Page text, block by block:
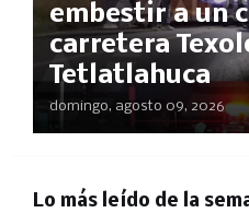
embestir a un
carretera
Tetlatlahuca
domingo, agosto 09, 2026
Lo más leído de la